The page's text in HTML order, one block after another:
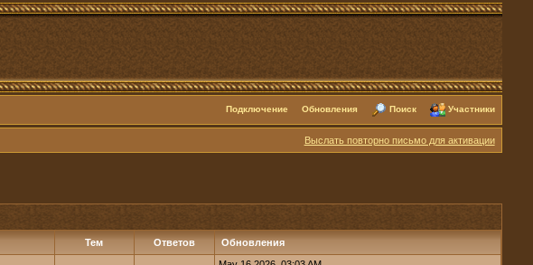
Подключение Обновления Поиск Участники
Выслать повторно письмо для активации
Тем Ответов Обновления